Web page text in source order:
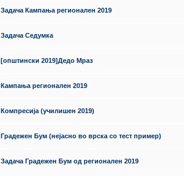
Задача Кампања регионален 2019
Задача Седумка
[општински 2019]Дедо Мраз
Кампања регионален 2019
Компресија (училишен 2019)
Градежен Бум (нејасно во врска со тест пример)
Задача Градежен Бум од регионален 2019